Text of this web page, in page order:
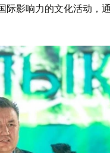
影响力的文化活动，